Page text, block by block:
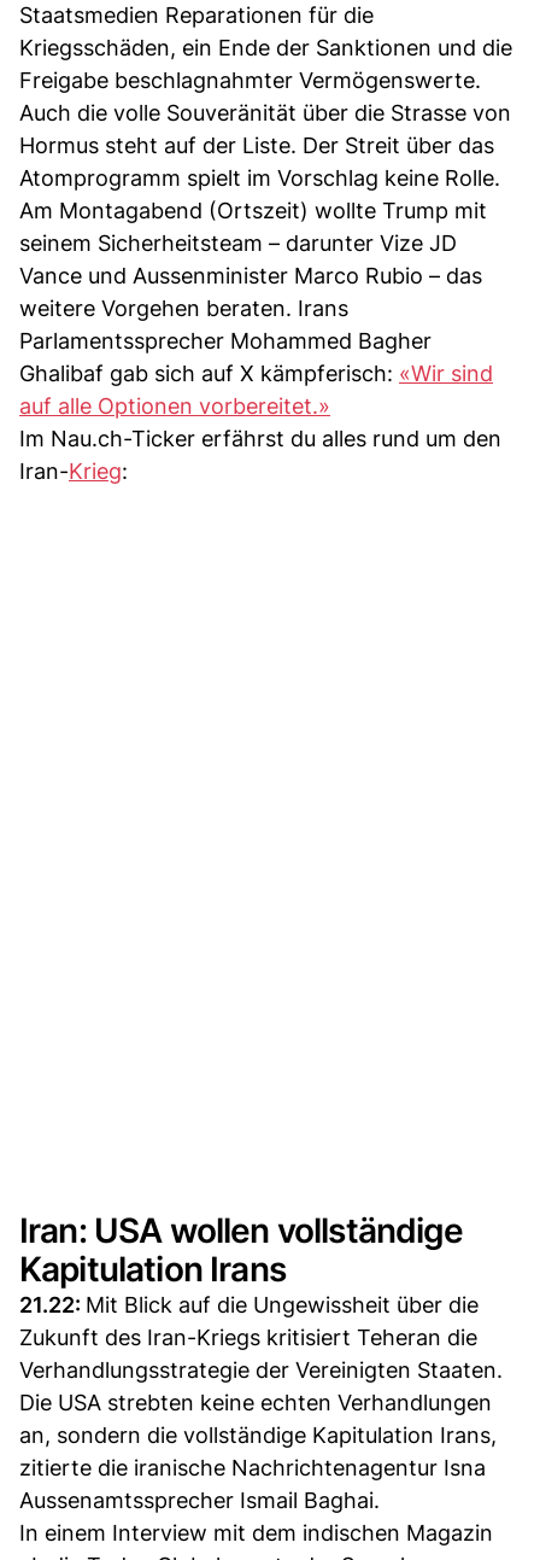
Staatsmedien Reparationen für die
Kriegsschäden, ein Ende der Sanktionen und die
Freigabe beschlagnahmter Vermögenswerte.
Auch die volle Souveränität über die Strasse von
Hormus steht auf der Liste. Der Streit über das
Atomprogramm spielt im Vorschlag keine Rolle.
Am Montagabend (Ortszeit) wollte Trump mit
seinem Sicherheitsteam – darunter Vize JD
Vance und Aussenminister Marco Rubio – das
weitere Vorgehen beraten. Irans
Parlamentssprecher Mohammed Bagher
Ghalibaf gab sich auf X kämpferisch: «Wir sind
auf alle Optionen vorbereitet.»
Im Nau.ch-Ticker erfährst du alles rund um den
Iran-Krieg:
Iran: USA wollen vollständige
Kapitulation Irans
21.22: Mit Blick auf die Ungewissheit über die
Zukunft des Iran-Kriegs kritisiert Teheran die
Verhandlungsstrategie der Vereinigten Staaten.
Die USA strebten keine echten Verhandlungen
an, sondern die vollständige Kapitulation Irans,
zitierte die iranische Nachrichtenagentur Isna
Aussenamtssprecher Ismail Baghai.
In einem Interview mit dem indischen Magazin